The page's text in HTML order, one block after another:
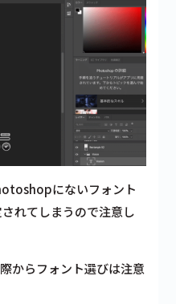
にないフォント
れてしまうので注意し
からフォント選びは注意